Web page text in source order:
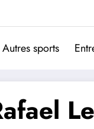
Autres sports